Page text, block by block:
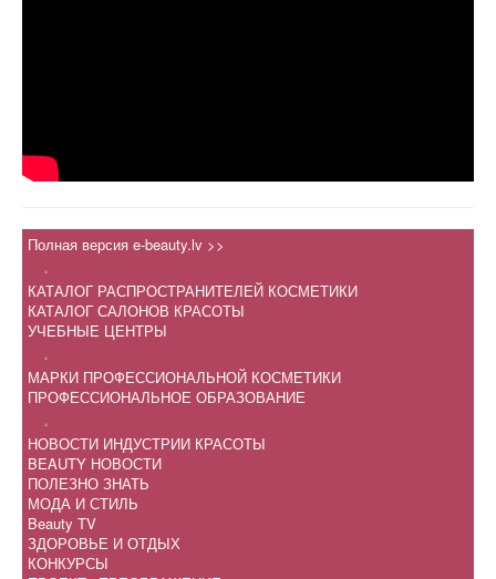
Полная версия e-beauty.lv >>
.
КАТАЛОГ РАСПРОСТРАНИТЕЛЕЙ КОСМЕТИКИ
КАТАЛОГ САЛОНОВ КРАСОТЫ
УЧЕБНЫЕ ЦЕНТРЫ
.
МАРКИ ПРОФЕССИОНАЛЬНОЙ КОСМЕТИКИ
ПРОФЕССИОНАЛЬНОЕ ОБРАЗОВАНИЕ
.
НОВОСТИ ИНДУСТРИИ КРАСОТЫ
BEAUTY НОВОСТИ
ПОЛЕЗНО ЗНАТЬ
МОДА И СТИЛЬ
Beauty TV
ЗДОРОВЬЕ И ОТДЫХ
КОНКУРСЫ